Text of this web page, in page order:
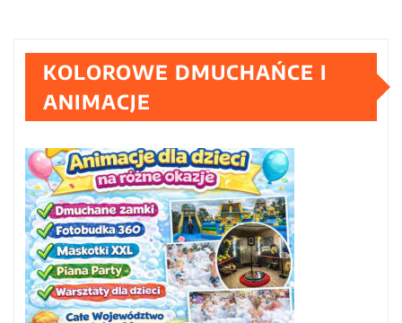
KOLOROWE DMUCHAŃCE I
ANIMACJE